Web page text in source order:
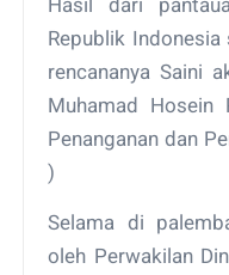
Republik
rencananya Saini
Muhamad Hosein
Penanganan dan
)
Selama di
oleh Perwakilan